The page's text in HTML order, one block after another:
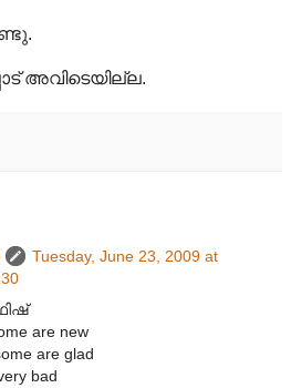
അവിടെയില്ല.
Tuesday, June 23, 2009 at
are new
are glad
bad